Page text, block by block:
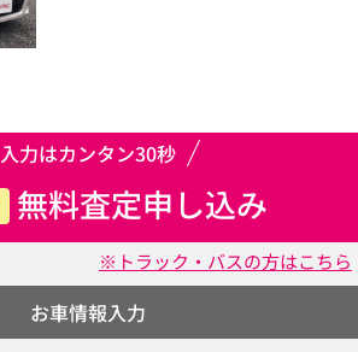
入力はカンタン30秒
無料査定申し込み
※トラック・バスの方はこちら
お車情報入力